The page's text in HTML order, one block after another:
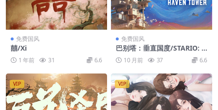
免费国风
囍/Xi
1 年前 31 6.6
免费国风
巴别塔：垂直国度/STARIO: H
aven Tower
10 月前 37 6.6
VIP VIP